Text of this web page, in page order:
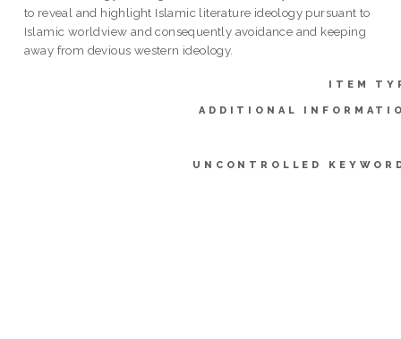
to reveal and highlight Islamic literature ideology pursuant to
Islamic worldview and consequently avoidance and keeping
away from devious western ideology.
ITEM
ADDITIONAL
UNCONTROLLED